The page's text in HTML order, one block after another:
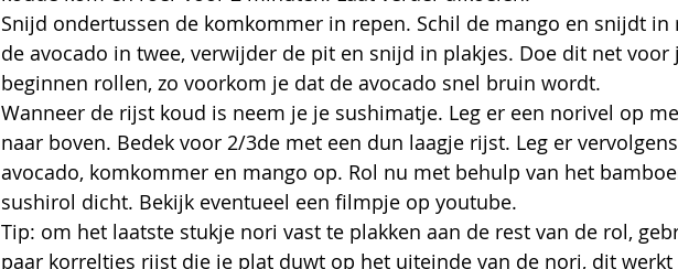
Snijd ondertussen de komkommer in repen. Schil de mango en snijdt in
de avocado in twee, verwijder de pit en snijd in plakjes. Doe dit net voor
beginnen rollen, zo voorkom je dat de avocado snel bruin wordt.
Wanneer de rijst koud is neem je je sushimatje. Leg er een norivel op
naar boven. Bedek voor 2/3de met een dun laagje rijst. Leg er
avocado, komkommer en mango op. Rol nu met behulp van het
sushirol dicht. Bekijk eventueel een filmpje op youtube.
Tip: om het laatste stukje nori vast te plakken aan de rest van de rol,
paar korreltjes rijst die je plat duwt op het uiteinde van de nori, dit